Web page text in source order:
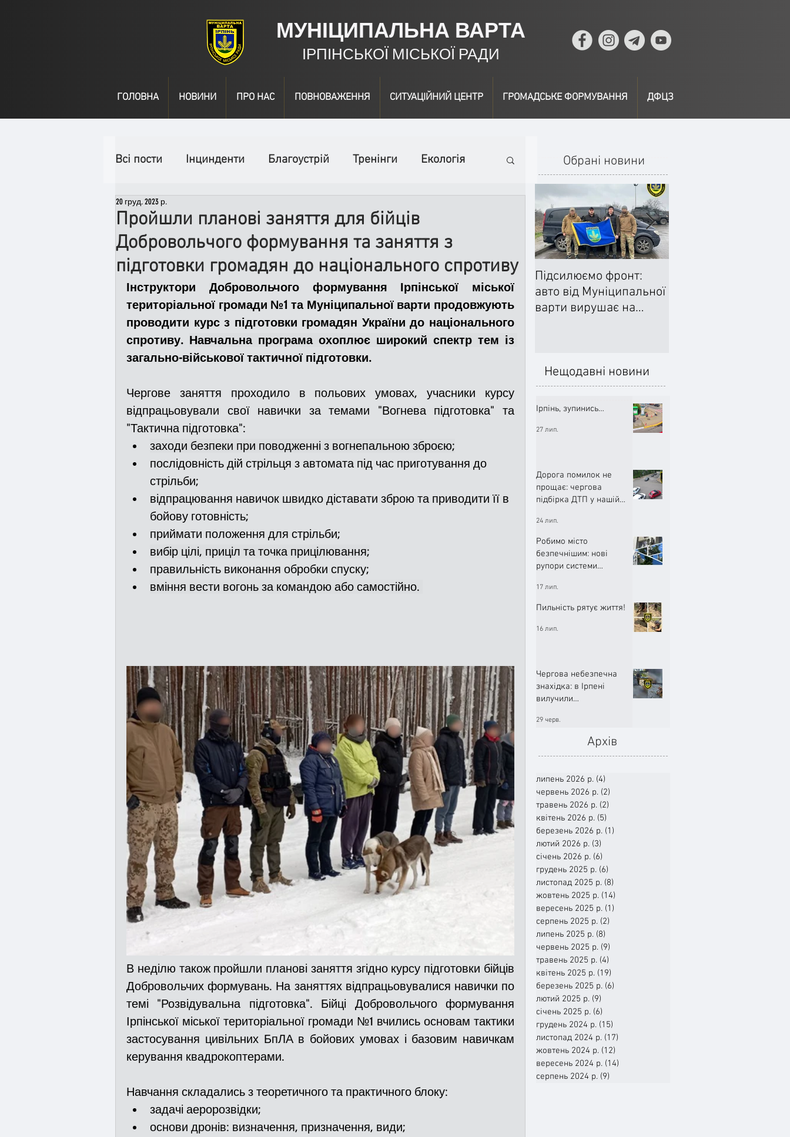
МУНІЦИПАЛЬНА ВАРТА
ІРПІНСЬКОЇ МІСЬКОЇ РАДИ
ГОЛОВНА НОВИНИ ПРО НАС ПОВНОВАЖЕННЯ СИТУАЦІЙНИЙ ЦЕНТР ГРОМАДСЬКЕ ФОРМУВАННЯ ДФЦЗ
Всі пости Інцинденти Благоустрій Тренінги Екологія
День народження
Спільні заходи Надзвичайні заходи
Медицина Новини ДТП Рятувальники Паркування
Адмінпротокол Свята Поліція Ситуаційний центр
Війна Розмінування Добровільна пожежна дружина
Курс спротиву Цивільний захист ДФТГ
Громадське формування
Пройшли планові заняття для бійців
Добровольчого формування та заняття з
підготовки громадян до національного спротиву
20 груд. 2023 р.
Інструктори Добровольчого формування Ірпінської міської
територіальної громади №1 та Муніципальної варти продовжують
проводити курс з підготовки громадян України до національного
спротиву.
загально-військової тактичної підготовки.
Чергове заняття проходило в польових умовах, учасники курсу
відпрацьовували свої навички за темами "Вогнева підготовка" та
"Тактична підготовка":
заходи безпеки при поводженні з вогнепальною зброєю;
послідовність дій стрільця з автомата під час приготування до
стрільби;
відпрацювання навичок швидко діставати зброю та приводити її в
бойову готовність;
приймати положення для стрільби;
вибір цілі, приціл та точка прицілювання;
правильність виконання обробки спуску;
вміння вести вогонь за командою або самостійно.
В неділю також пройшли планові заняття згідно курсу підготовки бійців
Добровольчих формувань. На заняттях відпрацьовувалися навички по
темі "Розвідувальна підготовка". Бійці Добровольчого формування
Ірпінської міської територіальної громади №1 вчились основам тактики
застосування цивільних БпЛА в бойових умовах і базовим навичкам
керування квадрокоптерами.
Навчання складались з теоретичного та практичного блоку:
задачі аеророзвідки;
основи дронів: визначення, призначення, види;
Обрані новини
Підсилюємо фронт:
авто від Муніципальної
варти вирушає на
Нещодавні новини
Ірпінь, зупинись…
27 лип.
Дорога помилок не
прощає: чергова
підбірка ДТП у нашій
24 лип.
Робимо місто
безпечнішим: нові
рупори системи
працюють!
17 лип.
Пильність рятує життя!
16 лип.
Чергова небезпечна
знахідка: в Ірпені
вилучили
29 черв.
Архів
липень 2026 р. (4)
червень 2026 р. (2)
травень 2026 р. (2)
квітень 2026 р. (5)
березень 2026 р. (1)
лютий 2026 р. (3)
січень 2026 р. (6)
грудень 2025 р. (6)
листопад 2025 р. (8)
жовтень 2025 р. (14)
вересень 2025 р. (1)
серпень 2025 р. (2)
липень 2025 р. (8)
червень 2025 р. (9)
травень 2025 р. (4)
квітень 2025 р. (19)
березень 2025 р. (6)
лютий 2025 р. (9)
січень 2025 р. (6)
грудень 2024 р. (15)
листопад 2024 р. (17)
жовтень 2024 р. (12)
вересень 2024 р. (14)
серпень 2024 р. (9)